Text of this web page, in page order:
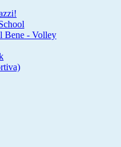
Bene - Volley